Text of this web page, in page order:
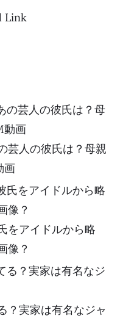
Link
芸人の彼氏は？母親
画
をアイドルから略
像？
？実家は有名なジャ